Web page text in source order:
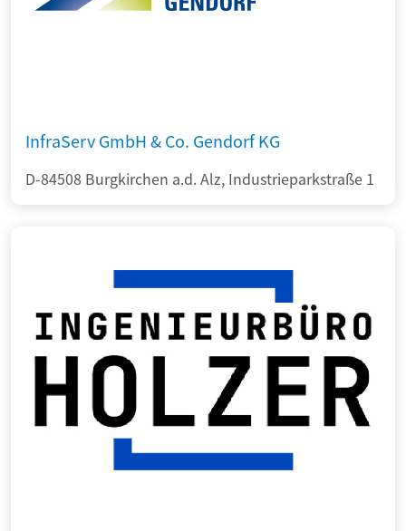
InfraServ GmbH & Co. Gendorf KG
D-84508 Burgkirchen a.d. Alz, Industrieparkstraße 1